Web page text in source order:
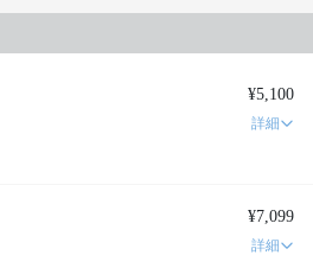
¥5,100
詳細
¥7,099
詳細